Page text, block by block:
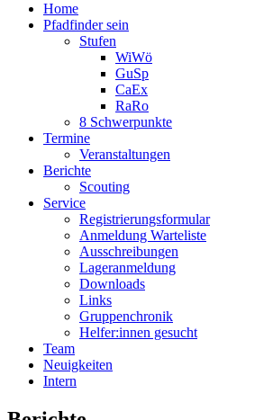
Home
Pfadfinder sein
Stufen
WiWö
GuSp
CaEx
RaRo
8 Schwerpunkte
Termine
Veranstaltungen
Berichte
Scouting
Service
Registrierungsformular
Anmeldung Warteliste
Ausschreibungen
Lageranmeldung
Downloads
Links
Gruppenchronik
Helfer:innen gesucht
Team
Neuigkeiten
Intern